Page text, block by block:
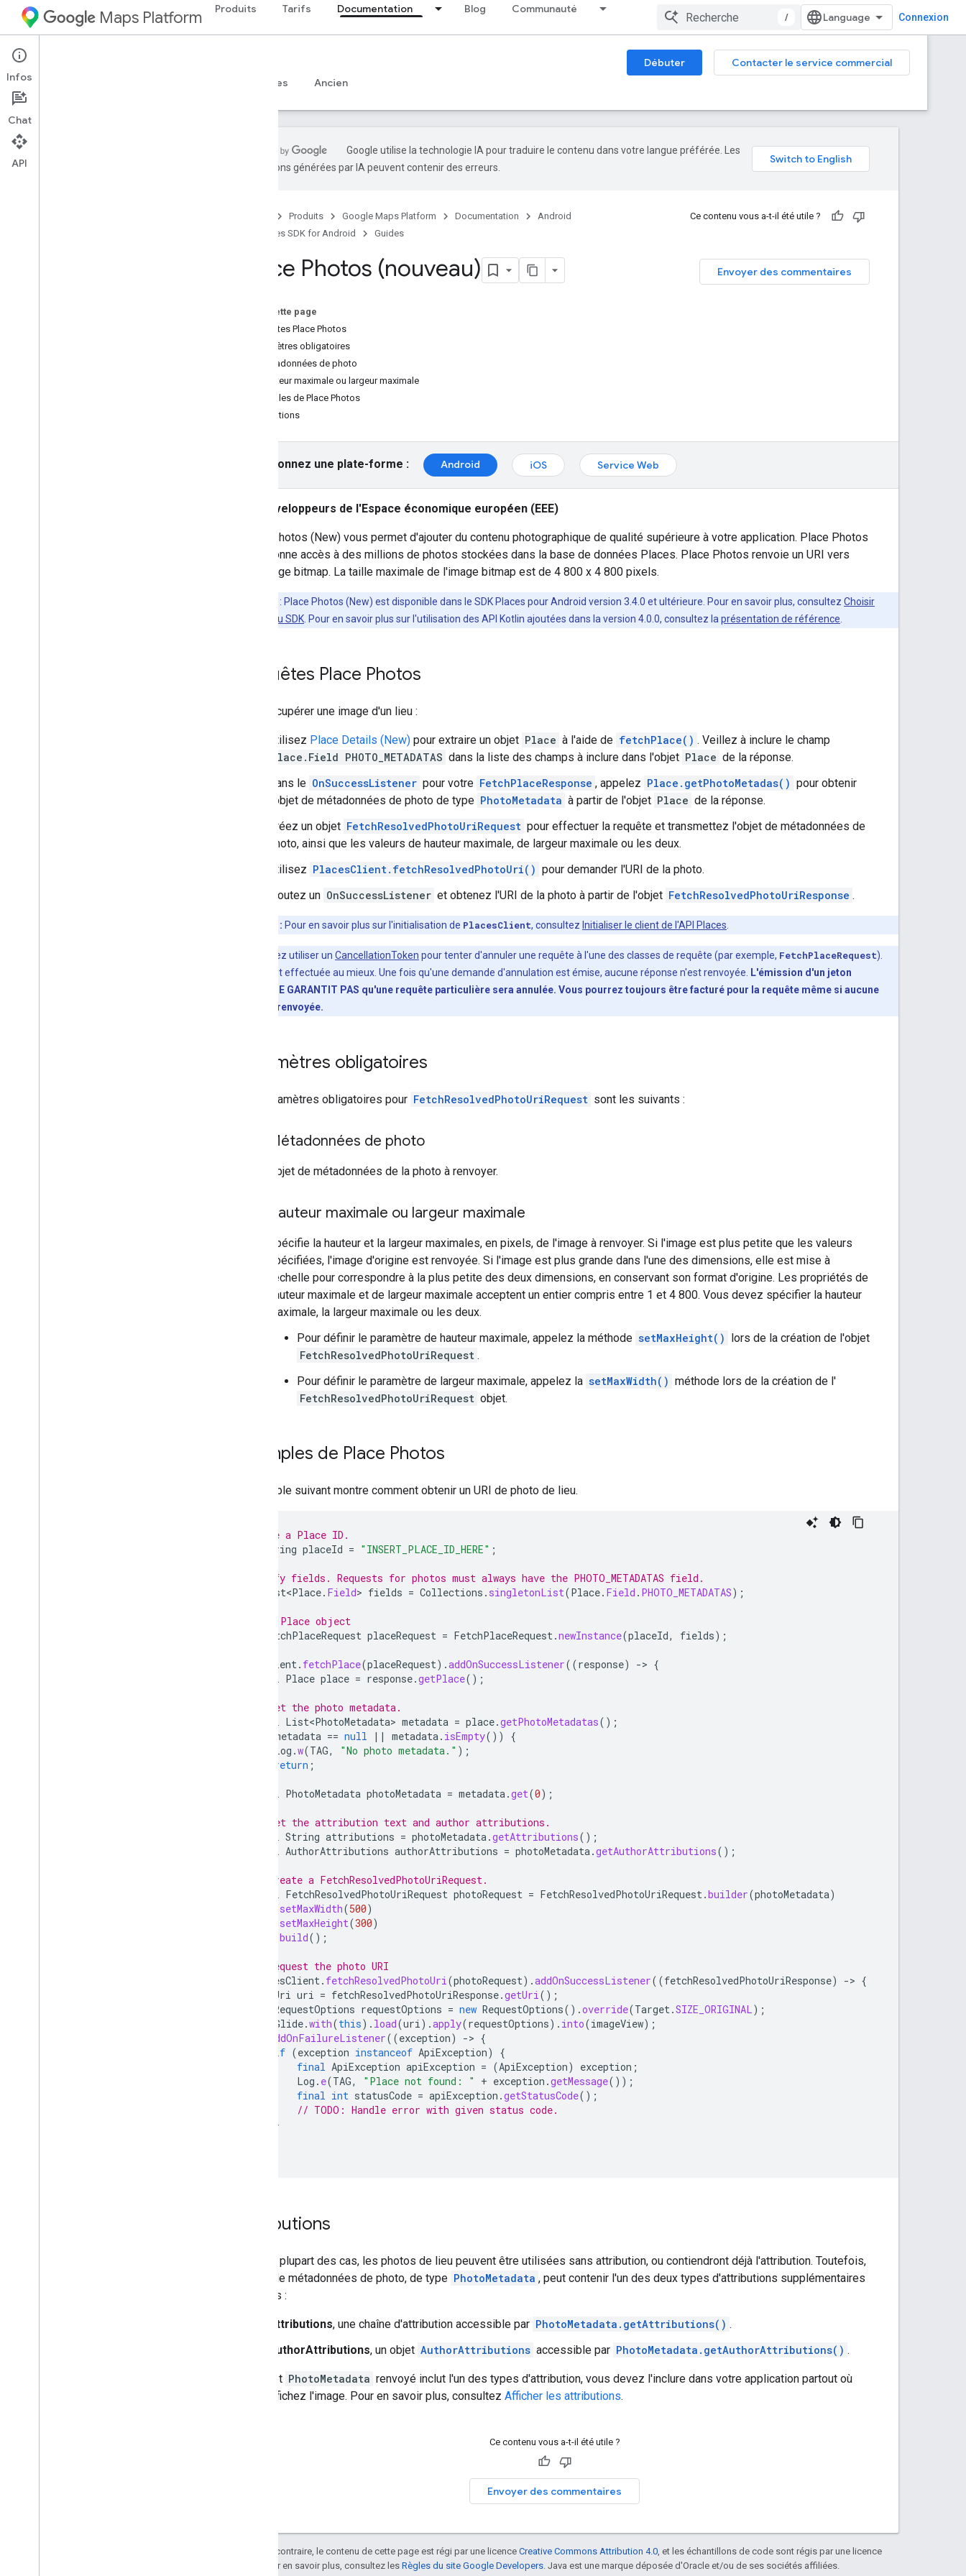
Maps Platform Produits Tarifs Documentation Blog Communauté
/ Connexion
Android Débuter
Contacter le service commercial
Guides
Ressources Ancien
Google utilise la technologie IA pour traduire le contenu dans votre langue préférée. Les
traductions générées par IA peuvent contenir des erreurs.
Produits Google Maps Platform Documentation
Android
Places SDK for Android
Guides
Ce contenu vous a-t-il été utile ?
Envoyer des commentaires
Place Photos (nouveau)
Sur cette page
Requêtes Place Photos
Paramètres obligatoires
Métadonnées de photo
Hauteur maximale ou largeur maximale
Exemples de Place Photos
Attributions
Sélectionnez une plate-forme : Android iOS Service Web
Développeurs de l'Espace économique européen (EEE)
Place Photos (New) vous permet d'ajouter du contenu photographique de qualité supérieure à votre application. Place Photos
vous donne accès à des millions de photos stockées dans la base de données Places. Place Photos renvoie un URI vers
une image bitmap. La taille maximale de l'image bitmap est de 4 800 x 4 800 pixels.
: Place Photos (New) est disponible dans le SDK Places pour Android version 3.4.0 et ultérieure. Pour en savoir plus, consultez Choisir
votre version du SDK . Pour en savoir plus sur l'utilisation des API Kotlin ajoutées dans la version 4.0.0, consultez la présentation de référence
Requêtes Place Photos
Pour récupérer une image d'un lieu :
Utilisez Place Details (New) pour extraire un objet Place à l'aide de fetchPlace() . Veillez à inclure le champ
Place.Field PHOTO_METADATAS dans la liste des champs à inclure dans l'objet Place de la réponse.
Dans le OnSuccessListener pour votre FetchPlaceResponse , appelez Place.getPhotoMetadas() pour obtenir
l'objet de métadonnées de photo de type PhotoMetadata à partir de l'objet Place de la réponse.
Créez un objet FetchResolvedPhotoUriRequest pour effectuer la requête et transmettez l'objet de métadonnées de
photo, ainsi que les valeurs de hauteur maximale, de largeur maximale ou les deux.
Utilisez PlacesClient.fetchResolvedPhotoUri() pour demander l'URI de la photo.
Ajoutez un OnSuccessListener et obtenez l'URI de la photo à partir de l'objet FetchResolvedPhotoUriResponse .
Remarque : Pour en savoir plus sur l'initialisation de PlacesClient, consultez Initialiser le client de l'API Places
Vous pouvez utiliser un CancellationToken pour tenter d'annuler une requête à l'une des classes de requête (par exemple, FetchPlaceRequest).
L'annulation est effectuée au mieux. Une fois qu'une demande d'annulation est émise, aucune réponse n'est renvoyée.
L'émission d'un jeton
d'annulation NE GARANTIT PAS qu'une requête particulière sera annulée. Vous pourrez toujours être facturé pour la requête même si aucune
réponse n'est renvoyée.
Paramètres obligatoires
Les paramètres obligatoires pour FetchResolvedPhotoUriRequest sont les suivants :
Métadonnées de photo
Objet de métadonnées de la photo à renvoyer.
Hauteur maximale ou largeur maximale
Spécifie la hauteur et la largeur maximales, en pixels, de l'image à renvoyer. Si l'image est plus petite que les valeurs
spécifiées, l'image d'origine est renvoyée. Si l'image est plus grande dans l'une des dimensions, elle est mise à
l'échelle pour correspondre à la plus petite des deux dimensions, en conservant son format d'origine. Les propriétés de
hauteur maximale et de largeur maximale acceptent un entier compris entre 1 et 4 800. Vous devez spécifier la hauteur
maximale, la largeur maximale ou les deux.
Pour définir le paramètre de hauteur maximale, appelez la méthode setMaxHeight() lors de la création de l'objet
FetchResolvedPhotoUriRequest .
Pour définir le paramètre de largeur maximale, appelez la setMaxWidth() méthode lors de la création de l'
FetchResolvedPhotoUriRequest objet.
Exemples de Place Photos
L'exemple suivant montre comment obtenir un URI de photo de lieu.
// Define a Place ID.
String placeId = "INSERT_PLACE_ID_HERE" ;
// Specify fields. Requests for photos must always have the PHOTO_METADATAS field.
List<Place. Field> fields = Collections . singletonList(Place. Field . PHOTO_METADATAS);
// Get a Place object
FetchPlaceRequest placeRequest = FetchPlaceRequest.newInstance(placeId, fields);
placesClient. fetchPlace(placeRequest).addOnSuccessListener((response) -> {
final Place place = response.getPlace();
// Get the photo metadata.
final List<PhotoMetadata> metadata = place.getPhotoMetadatas();
metadata == null || metadata. isEmpty())
{
Log .w(TAG, "No photo metadata." );
return ;
final PhotoMetadata photoMetadata = metadata.get(0);
// Get the attribution text and author attributions.
final String attributions = photoMetadata.getAttributions();
final AuthorAttributions authorAttributions = photoMetadata.getAuthorAttributions();
// Create a FetchResolvedPhotoUriRequest.
final FetchResolvedPhotoUriRequest photoRequest = FetchResolvedPhotoUriRequest.builder(photoMetadata)
setMaxWidth(500)
setMaxHeight(300)
build();
// Request the photo URI
placesClient. fetchResolvedPhotoUri(photoRequest).addOnSuccessListener((fetchResolvedPhotoUriResponse) -> {
Uri uri = fetchResolvedPhotoUriResponse.getUri();
RequestOptions requestOptions = new RequestOptions().override(Target.SIZE_ORIGINAL);
Glide.with(this). load(uri).apply(requestOptions). into(imageView);
addOnFailureListener((exception) -> {
if (exception instanceof ApiException)
{
final ApiException apiException = (ApiException) exception ;
Log . e(TAG, "Place not found: " + exception .getMessage());
final int statusCode = apiException .getStatusCode();
// TODO: Handle error with given status code.
}
Attributions
Dans la plupart des cas, les photos de lieu peuvent être utilisées sans attribution, ou contiendront déjà l'attribution. Toutefois,
l'objet de métadonnées de photo, de type PhotoMetadata , peut contenir l'un des deux types d'attributions supplémentaires
suivants :
Attributions, une chaîne d'attribution accessible par PhotoMetadata.getAttributions() .
AuthorAttributions, un objet AuthorAttributions accessible par PhotoMetadata.getAuthorAttributions() .
Si l'objet PhotoMetadata renvoyé inclut l'un des types d'attribution, vous devez l'inclure dans votre application partout où
vous affichez l'image. Pour en savoir plus, consultez Afficher les attributions.
Ce contenu vous a-t-il été utile ?
Envoyer des commentaires
Sauf indication contraire, le contenu de cette page est régi par une licence Creative Commons Attribution 4.0 , et les échantillons de code sont régis par une licence
. Pour en savoir plus, consultez les Règles du site Google Developers . Java est une marque déposée d'Oracle et/ou de ses sociétés affiliées.
Infos
Chat
API